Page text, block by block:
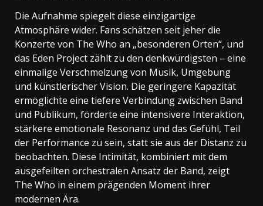
Die Aufnahme spiegelt diese einzigartige
Atmosphäre wider. Fans schätzen seit jeher die
Konzerte von The Who an „besonderen Orten“, und
das Eden Project zählt zu den denkwürdigsten – eine
einmalige Verschmelzung von Musik, Umgebung
und künstlerischer Vision. Die geringere Kapazität
ermöglichte eine tiefere Verbindung zwischen Band
und Publikum, förderte eine intensivere Interaktion,
stärkere emotionale Resonanz und das Gefühl, Teil
der Performance zu sein, statt sie aus der Distanz zu
beobachten. Diese Intimität, kombiniert mit dem
ausgefeilten orchestralen Ansatz der Band, zeigt
The Who in einem prägenden Moment ihrer
modernen Ära.